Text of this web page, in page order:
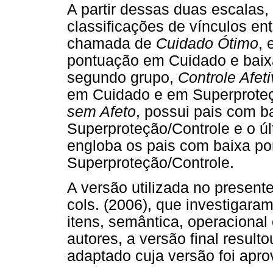
A partir dessas duas
classificações de vínculos
chamada de Cuidado Ótimo,
pontuação em Cuidado e
segundo grupo, Controle
em Cuidado e em
sem Afeto, possui pais com
Superproteção/Controle e o
engloba os pais com baixa
Superproteção/Controle.
A versão utilizada no
cols. (2006), que
itens, semântica,
autores, a versão final
adaptado cuja versão foi